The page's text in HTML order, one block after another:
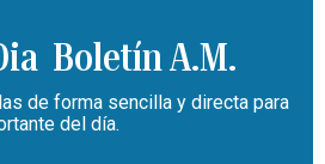
Boletín A.M.
de forma sencilla y directa para
del día.